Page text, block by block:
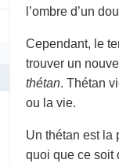
l’ombre d’un
Cependant, le
trouver un
thétan. Thétan
ou la vie.
Un thétan est la
quoi que ce soit